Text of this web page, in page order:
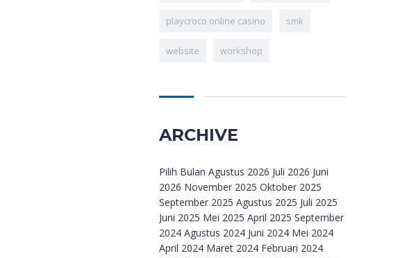
playcroco online casino smk
website workshop
ARCHIVE
Archive
Pilih Bulan Agustus 2026 Juli 2026 Juni
2026 November 2025 Oktober 2025
September 2025 Agustus 2025 Juli 2025
Juni 2025 Mei 2025 April 2025 September
2024 Agustus 2024 Juni 2024 Mei 2024
April 2024 Maret 2024 Februari 2024